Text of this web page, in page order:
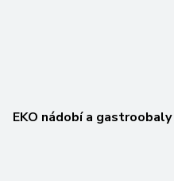
EKO nádobí a gastroobaly